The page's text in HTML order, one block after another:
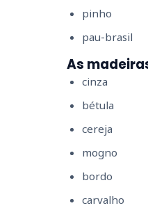
pinho
pau-brasil
As
cinza
bétula
cereja
mogno
bordo
carvalho